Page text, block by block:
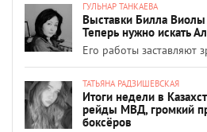
ГУЛЬНАР ТАНКАЕВА
Выставки Билла
Теперь нужно искать
Его работы заставляют
ТАТЬЯНА РАДЗИШЕВСКАЯ
Итоги недели в
рейды МВД, громкий
боксёров